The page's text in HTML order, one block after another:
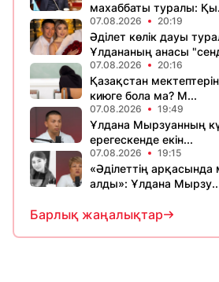
махаббаты туралы:
07.08.2026 20:19
Әділет көлік дауы
Ұлдананың анасы
07.08.2026 20:16
Қазақстан
киюге бола ма? М...
07.08.2026 19:49
Ұлдана Мырзуанның
ерегескенде екін...
07.08.2026 19:15
«Әділеттің арқасында
алды»: Ұлдана
Барлық жаңалықтар